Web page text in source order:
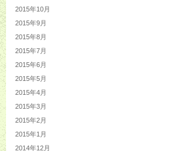
2015年10月
2015年9月
2015年8月
2015年7月
2015年6月
2015年5月
2015年4月
2015年3月
2015年2月
2015年1月
2014年12月